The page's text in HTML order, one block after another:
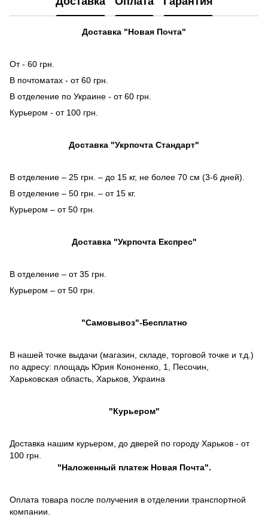
Доставка "Новая Почта"
От - 60 грн.
В почтоматах - от 60 грн.
В отделение по Украине - от 60 грн.
Курьером - от 100 грн.
Доставка "Укрпочта Стандарт"
В отделение – 25 грн. – до 15 кг, не более 70 см (3-6 дней).
В отделение – 50 грн. – от 15 кг.
Курьером – от 50 грн.
Доставка "Укрпочта Експрес"
В отделение – от 35 грн.
Курьером – от 50 грн.
"Самовывоз"-Бесплатно
В нашей точке выдачи (магазин, складе, торговой точке и т.д.)
по адресу: площадь Юрия Кононенко, 1, Песочин,
Харьковская область, Харьков, Украина
"Курьером"
Доставка нашим курьером, до дверей по городу Харьков - от
100 грн.
"Наложенный платежНовая Почта".
Оплата товара после получения в отделении транспортной
компании.